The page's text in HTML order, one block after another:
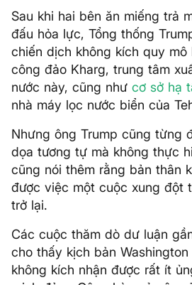
Sau khi hai bên ăn miếng trả
đấu hỏa lực, Tổng thống
chiến dịch không kích quy mô
công đảo Kharg, trung tâm
nước này, cũng như cơ sở hạ
nhà máy lọc nước biển của
Nhưng ông Trump cũng từng
dọa tương tự mà không thực
cũng nói thêm rằng bản thân
được việc một cuộc xung đột
trở lại.
Các cuộc thăm dò dư luận
cho thấy kịch bản
không kích nhận được rất ít